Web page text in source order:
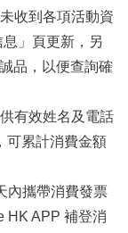
收到各項活動資
」頁更新，另
品，以便查詢確
有效姓名及電話
可累計消費金額
內攜帶消費發票
HK APP 補登消